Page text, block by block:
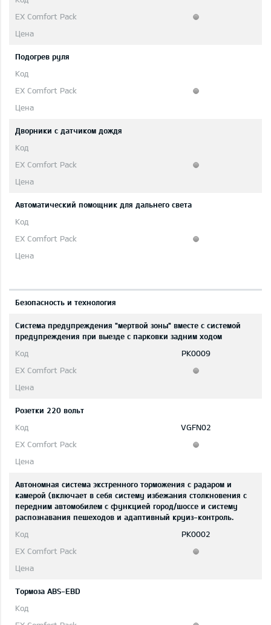
Подогрев руля
Дворники с датчиком дождя
Автоматический помощник для дальнего света
Безопасность и технология
Система предупреждения "мертвой зоны" вместе с системой
предупреждения при выезде с парковки задним ходом
PK0009
Розетки 220 вольт
VGFN02
Автономная система экстренного торможения с радаром и
камерой (включает в себя систему избежания столкновения с
передним автомобилем с функцией город/шоссе и систему
распознавания пешеходов и адаптивный круиз-контроль.
PK0002
Тормоза ABS-EBD